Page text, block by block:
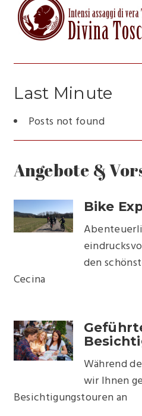
Last Minute
Posts not found
Angebote &
Bike
den
Cecina
Während
wir Ihnen
Besichtigungstouren an